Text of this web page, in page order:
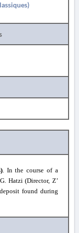
. In the course of a
Hatzi (Director, Ζ’
found during